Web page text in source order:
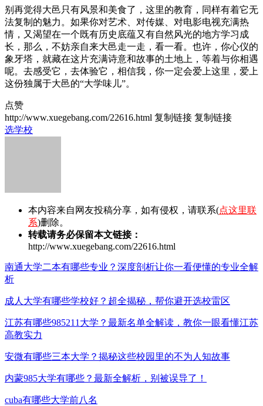
别再觉得大邑只有风景和美食了，这里的教育，同样有着它无
法复制的魅力。如果你对艺术、对传媒、对电影电视充满热
情，又渴望在一个既有历史底蕴又有自然风光的地方学习成
长，那么，不妨亲自来大邑走一走，看一看。也许，你心仪的
象牙塔，就藏在这片充满诗意和故事的土地上，等着与你相遇
呢。去感受它，去体验它，相信我，你一定会爱上这里，爱上
这份独属于大邑的“大学味儿”。
点赞
http://www.xuegebang.com/22616.html 复制链接 复制链接
选学校
本内容来自网友投稿分享，如有侵权，请联系(点这里联
系)删除。
转载请务必保留本文链接：
http://www.xuegebang.com/22616.html
南通大学二本有哪些专业？深度剖析让你一看便懂的专业全解
析
成人大学有哪些学校好？超全揭秘，帮你避开选校雷区
江苏有哪些985211大学？最新名单全解读，教你一眼看懂江苏
高教实力
安微有哪些三本大学？揭秘这些校园里的不为人知故事
内蒙985大学有哪些？最新全解析，别被误导了！
cuba有哪些大学前八名